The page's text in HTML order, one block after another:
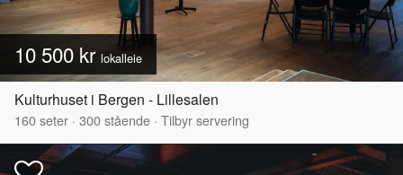
10 500 kr lokalleie
Kulturhuset i Bergen - Lillesalen
160seter · 300stående · Tilbyr servering